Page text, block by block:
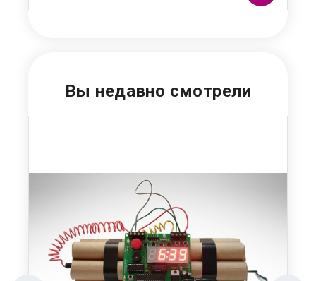
Вы недавно смотрели